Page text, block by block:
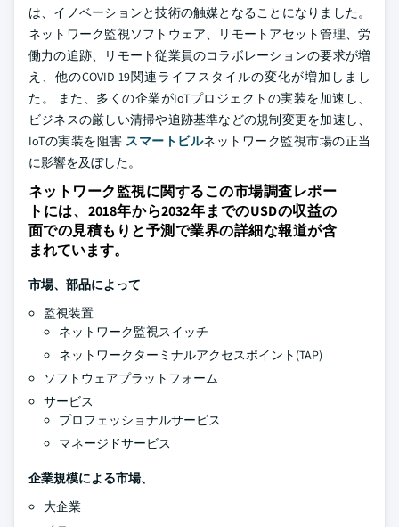
は、イノベーションと技術の触媒となることになりました。
ネットワーク監視ソフトウェア、リモートアセット管理、労
働力の追跡、リモート従業員のコラボレーションの要求が増
え、他のCOVID-19関連ライフスタイルの変化が増加しまし
た。 また、多くの企業がIoTプロジェクトの実装を加速し、
ビジネスの厳しい清掃や追跡基準などの規制変更を加速し、
IoTの実装を阻害 スマートビルネットワーク監視市場の正当
に影響を及ぼした。
ネットワーク監視に関するこの市場調査レポー
トには、2018年から2032年までのUSDの収益の
面での見積もりと予測で業界の詳細な報道が含
まれています。
市場、部品によって
監視装置
ネットワーク監視スイッチ
ネットワークターミナルアクセスポイント(TAP)
ソフトウェアプラットフォーム
サービス
プロフェッショナルサービス
マネージドサービス
企業規模による市場、
大企業